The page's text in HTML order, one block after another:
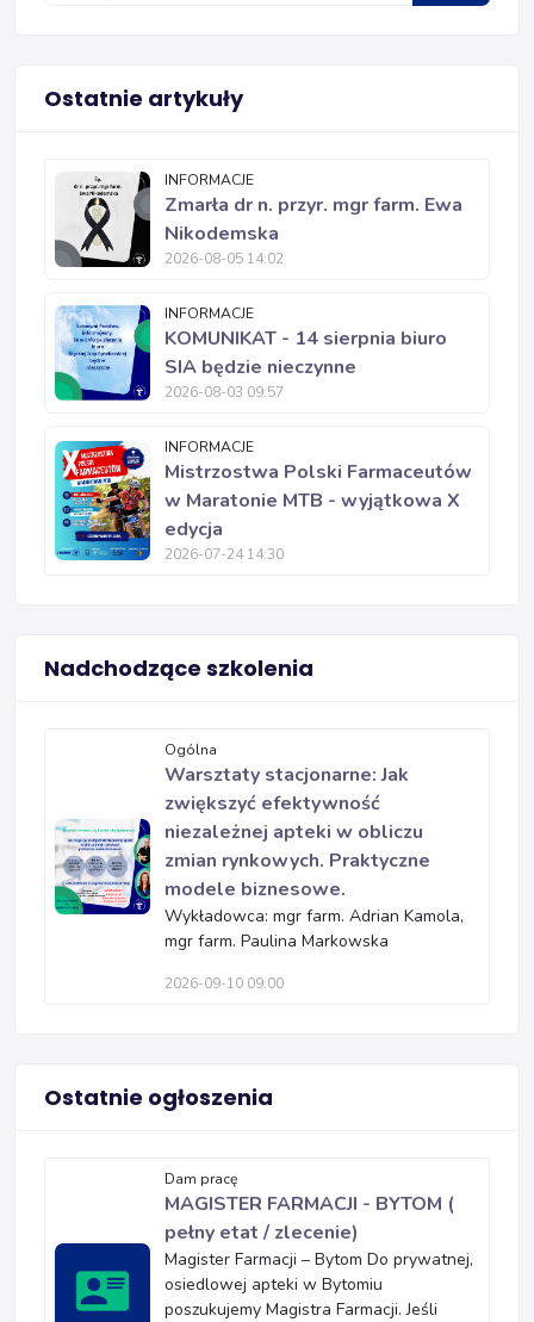
Ostatnie artykuły
INFORMACJE
Zmarła dr n. przyr. mgr farm. Ewa
Nikodemska
2026-08-05 14:02
INFORMACJE
KOMUNIKAT - 14 sierpnia biuro
SIA będzie nieczynne
2026-08-03 09:57
INFORMACJE
Mistrzostwa Polski Farmaceutów
w Maratonie MTB - wyjątkowa X
edycja
2026-07-24 14:30
Nadchodzące szkolenia
Ogólna
Warsztaty stacjonarne: Jak
zwiększyć efektywność
niezależnej apteki w obliczu
zmian rynkowych. Praktyczne
modele biznesowe.
Wykładowca: mgr farm. Adrian Kamola,
mgr farm. Paulina Markowska
2026-09-10 09:00
Ostatnie ogłoszenia
Dam pracę
MAGISTER FARMACJI - BYTOM (
pełny etat / zlecenie)
Magister Farmacji – Bytom Do prywatnej,
osiedlowej apteki w Bytomiu
poszukujemy Magistra Farmacji. Jeśli